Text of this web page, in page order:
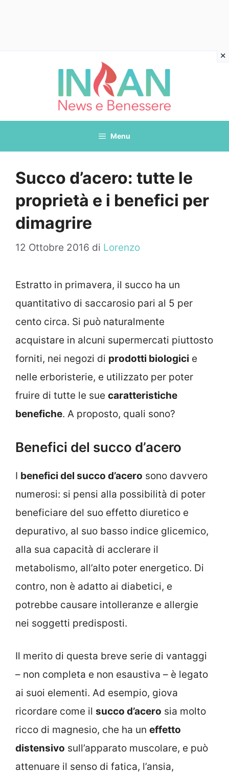
Menu
Succo d’acero: tutte le
proprietà e i benefici per
dimagrire
12 Ottobre 2016 di Lorenzo
Estratto in primavera, il succo ha un
quantitativo di saccarosio pari al 5 per
cento circa. Si può naturalmente
acquistare in alcuni supermercati piuttosto
forniti, nei negozi di prodotti biologici e
nelle erboristerie, e utilizzato per poter
fruire di tutte le sue caratteristiche
benefiche. A proposto, quali sono?
Benefici del succo d’acero
I benefici del succo d’acero sono davvero
numerosi: si pensi alla possibilità di poter
beneficiare del suo effetto diuretico e
depurativo, al suo basso indice glicemico,
alla sua capacità di acclerare il
metabolismo, all’alto poter energetico. Di
contro, non è adatto ai diabetici, e
potrebbe causare intolleranze e allergie
nei soggetti predisposti.
Il merito di questa breve serie di vantaggi
– non completa e non esaustiva – è legato
ai suoi elementi. Ad esempio, giova
ricordare come il succo d’acero sia molto
ricco di magnesio, che ha un effetto
distensivo sull’apparato muscolare, e può
attenuare il senso di fatica, l’ansia,